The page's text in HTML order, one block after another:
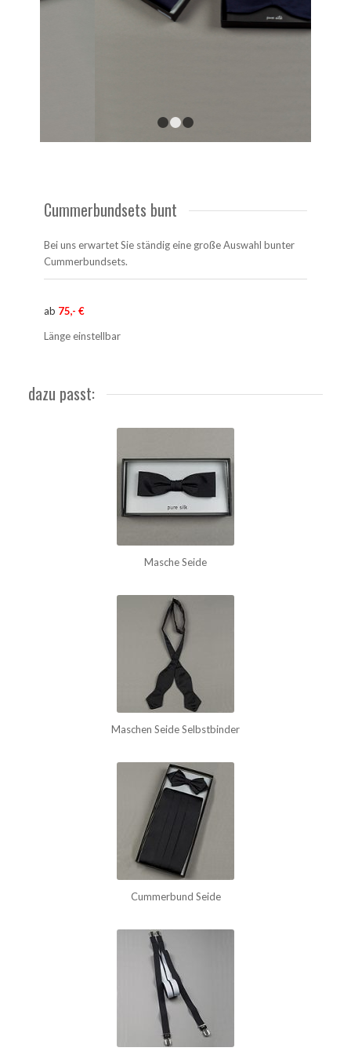
Cummerbundsets bunt
Bei uns erwartet Sie ständig eine große Auswahl bunter
Cummerbundsets.
ab 75,- €
Länge einstellbar
dazu passt:
Masche Seide
Maschen Seide Selbstbinder
Cummerbund Seide